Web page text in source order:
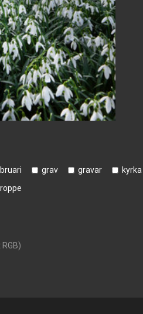
grav gravar kyrka